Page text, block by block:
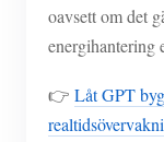
oavsett om det
energihantering
👉 Låt GPT